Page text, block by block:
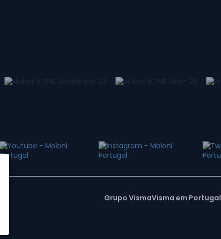
Grupo VismaVisma em Portugal